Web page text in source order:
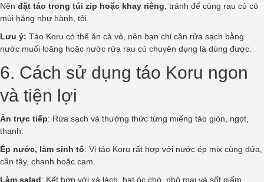
Nên đặt táo trong túi zip hoặc khay riêng , tránh để cùng rau củ có
mùi hăng như hành, tỏi.
Lưu ý: Táo Koru có thể ăn cả vỏ, nên bạn chỉ cần rửa sạch bằng
nước muối loãng hoặc nước rửa rau củ chuyên dụng là dùng được.
6. Cách sử dụng táo Koru ngon
và tiện lợi
Ăn trực tiếp: Rửa sạch và thưởng thức từng miếng táo giòn, ngọt,
thanh.
Ép nước, làm sinh tố: Vị táo Koru rất hợp với nước ép mix cùng dứa,
cần tây, chanh hoặc cam.
Làm salad: Kết hợp với xà lách, hạt óc chó, phô mai và sốt giấm